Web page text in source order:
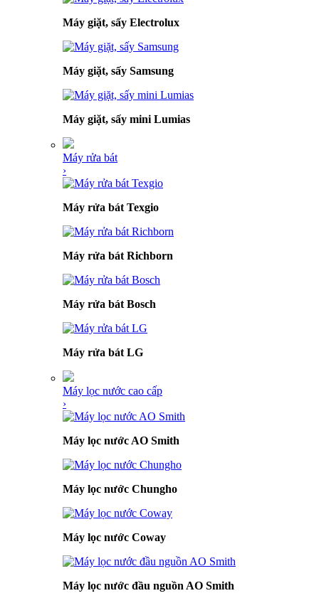
Máy giặt, sấy Electrolux
Máy giặt, sấy Samsung
Máy giặt, sấy mini Lumias
Máy rửa bát
›
Máy rửa bát Texgio
Máy rửa bát Richborn
Máy rửa bát Bosch
Máy rửa bát LG
Máy lọc nước cao cấp
›
Máy lọc nước AO Smith
Máy lọc nước Chungho
Máy lọc nước Coway
Máy lọc nước đầu nguồn AO Smith